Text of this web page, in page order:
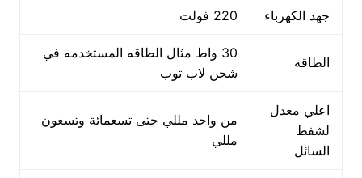
جهد الكهرباء 220 فولت
الطاقة
30 واط مثال الطاقه المستخدمه في
شحن لاب توب
اعلي معدل
لشفط
السائل
من واحد مللي حتى تسعمائة وتسعون
مللي